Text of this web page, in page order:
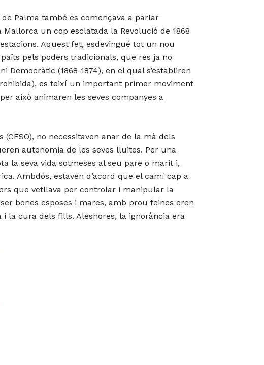
Palma també es començava a parlar
un cop esclatada la Revolució de 1868
Aquest fet, esdevingué tot un nou
pels poders tradicionals, que res ja no
(1868-1874), en el qual s’establiren
), es teixí un important primer moviment
això animaren les seves companyes a
, no necessitaven anar de la mà dels
autonomia de les seves lluites. Per una
la seva vida sotmeses al seu pare o marit i,
Ambdós, estaven d’acord que el camí cap a
que vetllava per controlar i manipular la
bones esposes i mares, amb prou feines eren
i la cura dels fills. Aleshores, la ignorància era